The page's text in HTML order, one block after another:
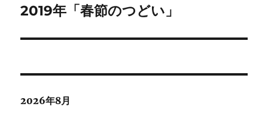
ゲ
ー
ン
次
投
2019年「春節のつどい」
2026年8月